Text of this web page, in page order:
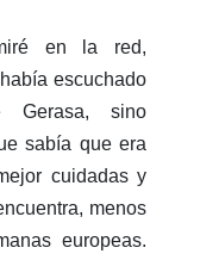
en la red,
escuchado
Gerasa, sino
sabía que era
cuidadas y
menos
europeas.